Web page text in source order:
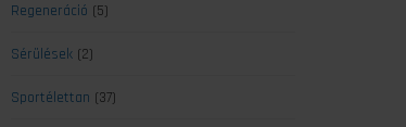
Regeneráció (5)
Sérülések(2)
Sportélettan (37)